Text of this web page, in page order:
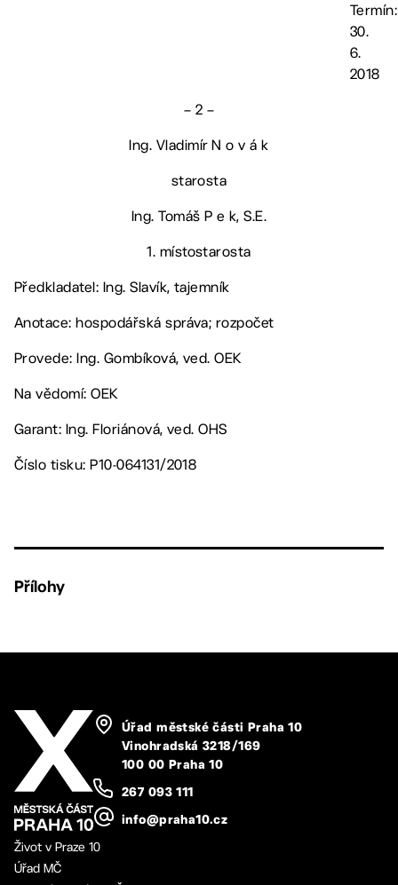
Termín:
30.
6.
2018
– 2 –
Ing. Vladimír N o v á k
starosta
Ing. Tomáš P e k, S.E.
1. místostarosta
Předkladatel: Ing. Slavík, tajemník
Anotace: hospodářská správa; rozpočet
Provede: Ing. Gombíková, ved. OEK
Na vědomí: OEK
Garant: Ing. Floriánová, ved. OHS
Číslo tisku: P10-064131/2018
Přílohy
Úřad městské části Praha 10
Vinohradská 3218/169
100 00 Praha 10
267 093 111
info@praha10.cz
Život v Praze 10
Úřad MČ